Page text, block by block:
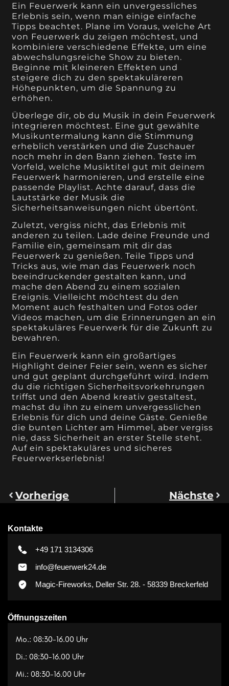
Ein Feuerwerk kann ein unvergessliches
Erlebnis sein, wenn man einige einfache
Tipps beachtet. Plane im Voraus, welche Art
von Feuerwerk du zeigen möchtest, und
kombiniere verschiedene Effekte, um eine
abwechslungsreiche Show zu bieten.
Beginne mit kleineren Effekten und
steigere dich zu den spektakuläreren
Höhepunkten, um die Spannung zu
erhöhen.
Überlege dir, ob du Musik in dein Feuerwerk
integrieren möchtest. Eine gut gewählte
Musikuntermalung kann die Stimmung
erheblich verstärken und die Zuschauer
noch mehr in den Bann ziehen. Teste im
Vorfeld, welche Musiktitel gut mit deinem
Feuerwerk harmonieren, und erstelle eine
passende Playlist. Achte darauf, dass die
Lautstärke der Musik die
Sicherheitsanweisungen nicht übertönt.
Zuletzt, vergiss nicht, das Erlebnis mit
anderen zu teilen. Lade deine Freunde und
Familie ein, gemeinsam mit dir das
Feuerwerk zu genießen. Teile Tipps und
Tricks aus, wie man das Feuerwerk noch
beeindruckender gestalten kann, und
mache den Abend zu einem sozialen
Ereignis. Vielleicht möchtest du den
Moment auch festhalten und Fotos oder
Videos machen, um die Erinnerungen an ein
spektakuläres Feuerwerk für die Zukunft zu
bewahren.
Ein Feuerwerk kann ein großartiges
Highlight deiner Feier sein, wenn es sicher
und gut geplant durchgeführt wird. Indem
du die richtigen Sicherheitsvorkehrungen
triffst und den Abend kreativ gestaltest,
machst du ihn zu einem unvergesslichen
Erlebnis für dich und deine Gäste. Genieße
die bunten Lichter am Himmel, aber vergiss
nie, dass Sicherheit an erster Stelle steht.
Auf ein spektakuläres und sicheres
Feuerwerkserlebnis!
Vorherige Nächste
Kontakte
+49 171 3134306
info@feuerwerk24.de
Magic-Fireworks, Deller Str. 28. - 58339 Breckerfeld
Öffnungszeiten
Mo.: 08:30-16.00 Uhr
Di.: 08:30-16.00 Uhr
Mi.: 08:30-16.00 Uhr